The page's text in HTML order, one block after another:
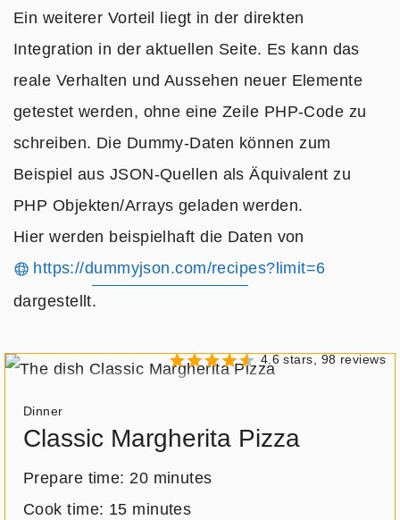
Ein weiterer Vorteil liegt in der direkten
Integration in der aktuellen Seite. Es kann das
reale Verhalten und Aussehen neuer Elemente
getestet werden, ohne eine Zeile PHP-Code zu
schreiben. Die Dummy-Daten können zum
Beispiel aus JSON-Quellen als Äquivalent zu
PHP Objekten/Arrays geladen werden.
Hier werden beispielhaft die Daten von
https://dummyjson.com/recipes?limit=6
dargestellt.
4.6 stars, 98 reviews
Meal
type:
Dinner
Classic Margherita Pizza
Prepare time: 20 minutes
Cook time: 15 minutes